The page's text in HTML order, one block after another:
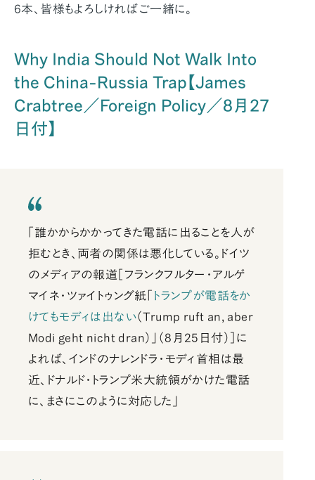
6本、皆様もよろしければご一緒に。
Why India Should Not Walk Into
the China-Russia Trap【James
Crabtree／Foreign Policy／8月27
日付】
「誰かからかかってきた電話に出ることを人が
拒むとき、両者の関係は悪化している。ドイツ
のメディアの報道［フランクフルター・アルゲ
マイネ・ツァイトゥング紙「
トランプが電話をか
けてもモディは出ない（Trump ruft an, aber
Modi geht nicht dran）」（8月25日付）］に
よれば、インドのナレンドラ・モディ首相は最
近、ドナルド・トランプ米大統領がかけた電話
に、まさにこのように対応した」